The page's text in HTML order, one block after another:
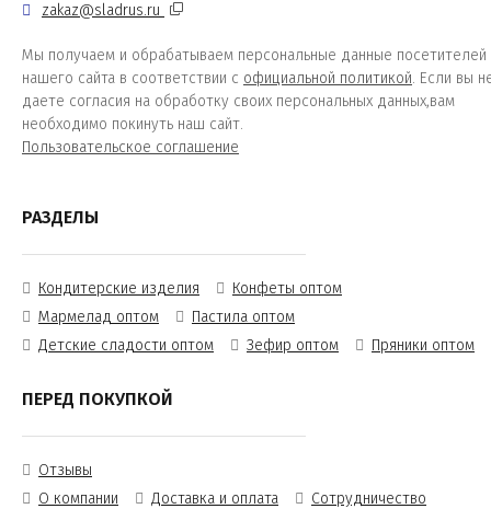
zakaz@sladrus.ru
Мы получаем и обрабатываем персональные данные посетителей
нашего сайта в соответствии с официальной политикой. Если вы
даете согласия на обработку своих персональных данных,вам
необходимо покинуть наш сайт.
Пользовательское соглашение
РАЗДЕЛЫ
Кондитерские изделия
Конфеты оптом
Мармелад оптом
Пастила оптом
Детские сладости оптом
Зефир оптом Пряники оптом
ПЕРЕД ПОКУПКОЙ
Отзывы
О компании
Доставка и оплата
Сотрудничество